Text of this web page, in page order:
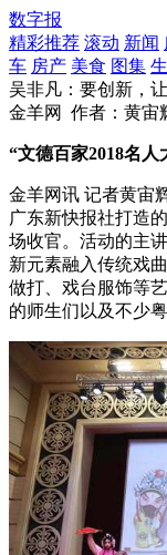
数字报
精彩推荐 滚动 新闻
车 房产 美食 图集
吴非凡：要创新，
金羊网
作者：黄宙
“文德百家2018名人
金羊网讯 记者黄宙
广东新快报社打造
场收官。活动的主
新元素融入传统戏
做打、戏台服饰等
的师生们以及不少